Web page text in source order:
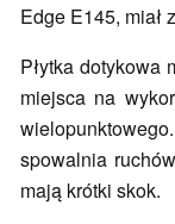
Edge E145, miał
Płytka dotykowa
miejsca na
spowalnia
mają krótki skok.